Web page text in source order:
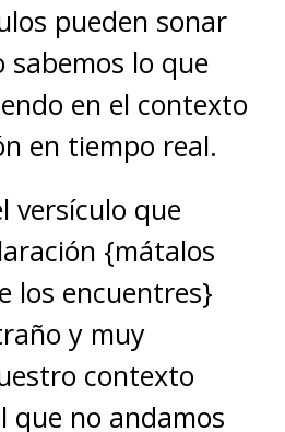
pueden sonar
sabemos lo que
en el contexto
en tiempo real.
versículo que
{mátalos
los encuentres}
y muy
contexto
que no andamos